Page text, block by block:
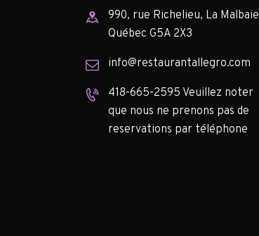
990, rue Richelieu, La Malbaie
Québec G5A 2X3
info@restaurantallegro.com
418-665-2595 Veuillez noter
que nous ne prenons pas de
reservations par téléphone